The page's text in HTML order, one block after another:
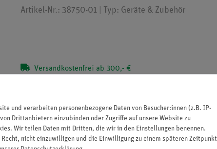
Artikel-Nr.: 38750-01 | Typ: Geräte & Zubehör
Versandkostenfrei ab 300,- €
und verarbeiten personenbezogene Daten von Besucher:innen (z.B. IP-
Drittanbietern einzubinden oder Zugriffe auf unsere Website zu
Wir teilen Daten mit Dritten, die wir in den Einstellungen benennen.
nicht einzuwilligen und die Einwilligung zu einem späteren Zeitpunkt